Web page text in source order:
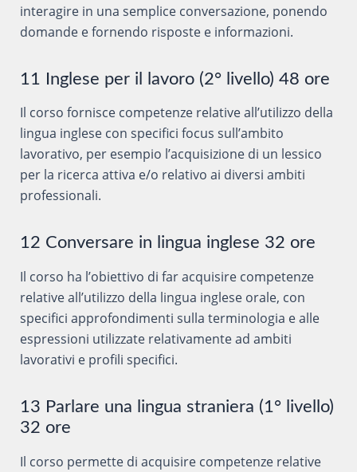
interagire in una semplice conversazione, ponendo
domande e fornendo risposte e informazioni.
11 Inglese per il lavoro (2° livello) 48 ore
Il corso fornisce competenze relative all’utilizzo della
lingua inglese con specifici focus sull’ambito
lavorativo, per esempio l’acquisizione di un lessico
per la ricerca attiva e/o relativo ai diversi ambiti
professionali.
12 Conversare in lingua inglese 32 ore
Il corso ha l’obiettivo di far acquisire competenze
relative all’utilizzo della lingua inglese orale, con
specifici approfondimenti sulla terminologia e alle
espressioni utilizzate relativamente ad ambiti
lavorativi e profili specifici.
13 Parlare una lingua straniera (1° livello)
32 ore
Il corso permette di acquisire competenze relative